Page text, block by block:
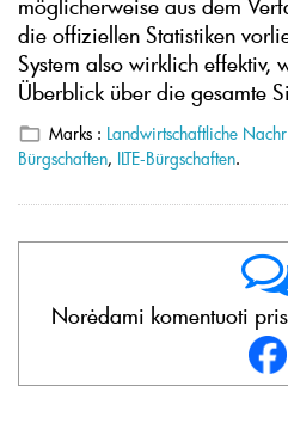
möglicherweise aus dem
die offiziellen Statistiken
System also wirklich effektiv,
Überblick über die gesamte
Marks : Landwirtschaftliche
Bürgschaften, ILTE-Bürgschaften.
Norėdami komentuoti